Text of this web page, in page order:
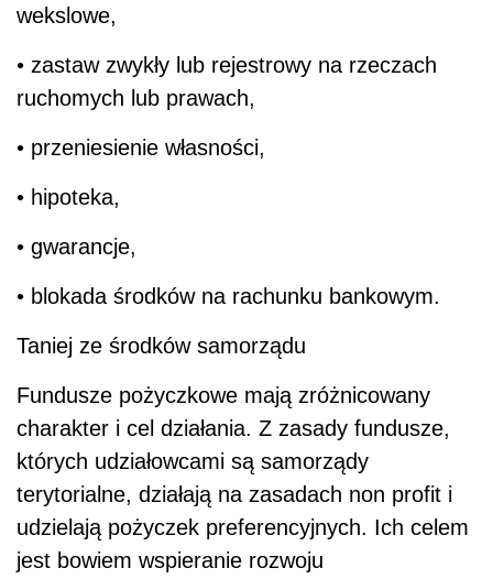
wekslowe,
• zastaw zwykły lub rejestrowy na rzeczach
ruchomych lub prawach,
• przeniesienie własności,
• hipoteka,
• gwarancje,
• blokada środków na rachunku bankowym.
Taniej ze środków samorządu
Fundusze pożyczkowe mają zróżnicowany
charakter i cel działania. Z zasady fundusze,
których udziałowcami są samorządy
terytorialne, działają na zasadach non profit i
udzielają pożyczek preferencyjnych. Ich celem
jest bowiem wspieranie rozwoju